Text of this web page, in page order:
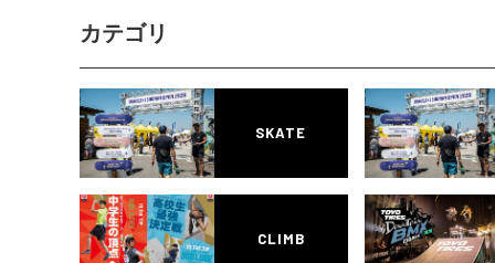
カテゴリ
SKATE
CLIMB